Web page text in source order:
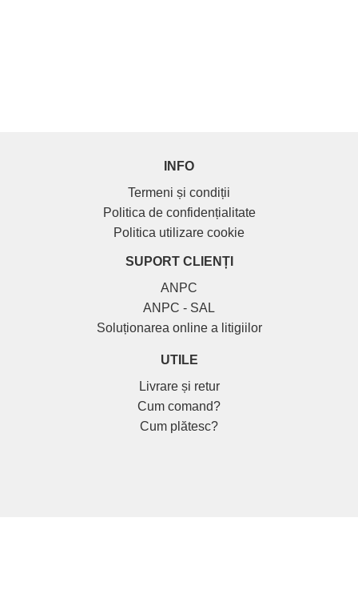
INFO
Termeni și condiții
Politica de confidențialitate
Politica utilizare cookie
SUPORT CLIENȚI
ANPC
ANPC - SAL
Soluționarea online a litigiilor
UTILE
Livrare și retur
Cum comand?
Cum plătesc?